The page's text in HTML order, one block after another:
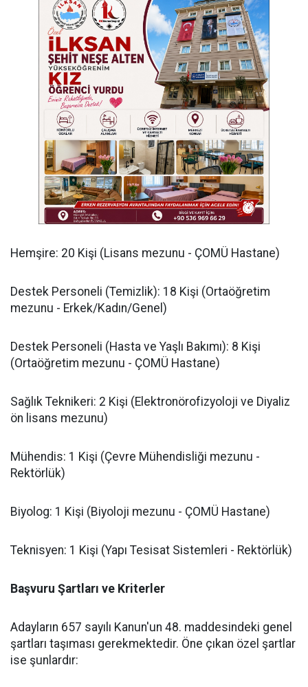
​Hemşire: 20 Kişi (Lisans mezunu - ÇOMÜ Hastane)
​Destek Personeli (Temizlik): 18 Kişi (Ortaöğretim
mezunu - Erkek/Kadın/Genel)
​Destek Personeli (Hasta ve Yaşlı Bakımı): 8 Kişi
(Ortaöğretim mezunu - ÇOMÜ Hastane)
​Sağlık Teknikeri: 2 Kişi (Elektronörofizyoloji ve Diyaliz
ön lisans mezunu)
​Mühendis: 1 Kişi (Çevre Mühendisliği mezunu -
Rektörlük)
​Biyolog: 1 Kişi (Biyoloji mezunu - ÇOMÜ Hastane)
​Teknisyen: 1 Kişi (Yapı Tesisat Sistemleri - Rektörlük)
Başvuru Şartları ve Kriterler
​Adayların 657 sayılı Kanun'un 48. maddesindeki genel
şartları taşıması gerekmektedir. Öne çıkan özel şartlar
ise şunlardır: